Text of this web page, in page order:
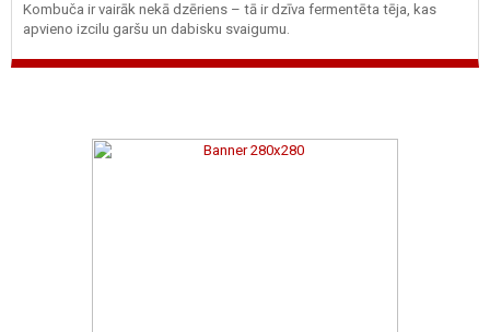
Kombuča ir vairāk nekā dzēriens – tā ir dzīva fermentēta tēja, kas
apvieno izcilu garšu un dabisku svaigumu.